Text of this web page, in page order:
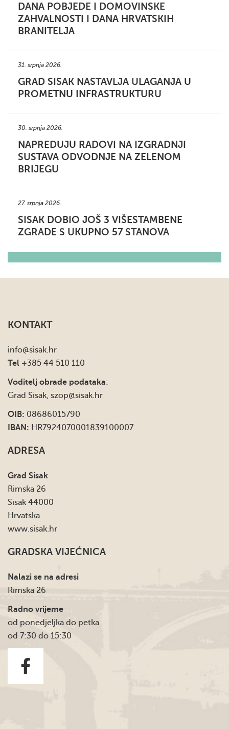
DANA POBJEDE I DOMOVINSKE
ZAHVALNOSTI I DANA HRVATSKIH
BRANITELJA
31. srpnja 2026.
GRAD SISAK NASTAVLJA ULAGANJA U
PROMETNU INFRASTRUKTURU
30. srpnja 2026.
NAPREDUJU RADOVI NA IZGRADNJI
SUSTAVA ODVODNJE NA ZELENOM
BRIJEGU
27. srpnja 2026.
SISAK DOBIO JOŠ 3 VIŠESTAMBENE
ZGRADE S UKUPNO 57 STANOVA
KONTAKT
info@sisak.hr
Tel +385 44 510 110
Voditelj obrade podataka:
Grad Sisak, szop@sisak.hr
OIB: 08686015790
IBAN: HR7924070001839100007
ADRESA
Grad Sisak
Rimska 26
Sisak 44000
Hrvatska
www.sisak.hr
GRADSKA VIJEĆNICA
Nalazi se na adresi
Rimska 26
Radno vrijeme
od ponedjeljka do petka
od 7:30 do 15:30